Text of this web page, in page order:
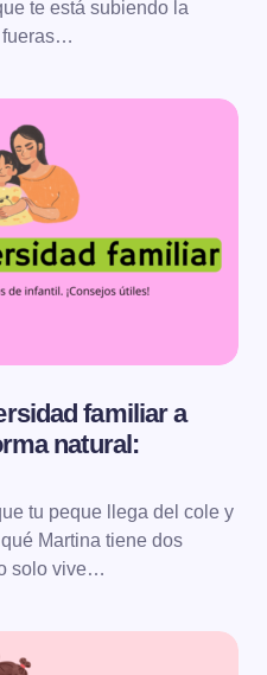
te está subiendo la
fueras…
familiar a
natural:
tu peque llega del cole y
Martina tiene dos
solo vive…